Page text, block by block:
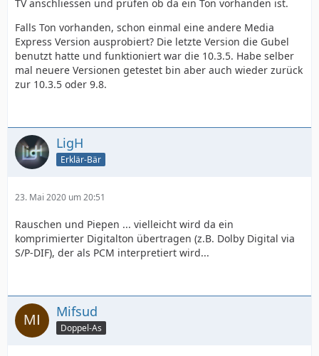
TV anschliessen und prüfen ob da ein Ton vorhanden ist.
Falls Ton vorhanden, schon einmal eine andere Media
Express Version ausprobiert? Die letzte Version die Gubel
benutzt hatte und funktioniert war die 10.3.5. Habe selber
mal neuere Versionen getestet bin aber auch wieder zurück
zur 10.3.5 oder 9.8.
LigH
Erklär-Bär
23. Mai 2020 um 20:51
Rauschen und Piepen ... vielleicht wird da ein
komprimierter Digitalton übertragen (z.B. Dolby Digital via
S/P-DIF), der als PCM interpretiert wird...
Mifsud
Doppel-As